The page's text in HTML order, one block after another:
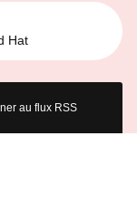
Hat
au flux RSS